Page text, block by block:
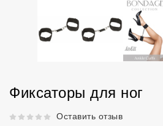
Фиксаторы для ног
Рейтинг 5 из 5.Оставить отзыв